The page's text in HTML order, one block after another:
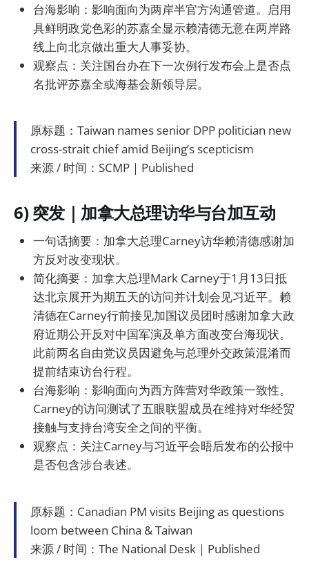
台海影响：影响面向为两岸半官方沟通管道。启用
具鲜明政党色彩的苏嘉全显示赖清德无意在两岸路
线上向北京做出重大人事妥协。
观察点：关注国台办在下一次例行发布会上是否点
名批评苏嘉全或海基会新领导层。
原标题：Taiwan names senior DPP politician new
cross-strait chief amid Beijing’s scepticism
来源 / 时间：SCMP｜Published
6) 突发｜加拿大总理访华与台加互动
一句话摘要：加拿大总理Carney访华赖清德感谢加
方反对改变现状。
简化摘要：加拿大总理Mark Carney于1月13日抵
达北京展开为期五天的访问并计划会见习近平。赖
清德在Carney行前接见加国议员团时感谢加拿大政
府近期公开反对中国军演及单方面改变台海现状。
此前两名自由党议员因避免与总理外交政策混淆而
提前结束访台行程。
台海影响：影响面向为西方阵营对华政策一致性。
Carney的访问测试了五眼联盟成员在维持对华经贸
接触与支持台湾安全之间的平衡。
观察点：关注Carney与习近平会晤后发布的公报中
是否包含涉台表述。
原标题：Canadian PM visits Beijing as questions
loom between China & Taiwan
来源 / 时间：The National Desk｜Published